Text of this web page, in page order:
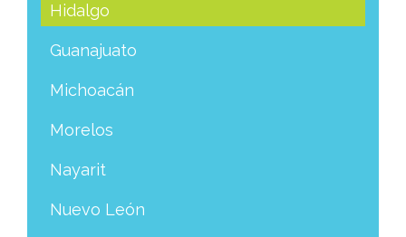
Hidalgo
Guanajuato
Michoacán
Morelos
Nayarit
Nuevo León